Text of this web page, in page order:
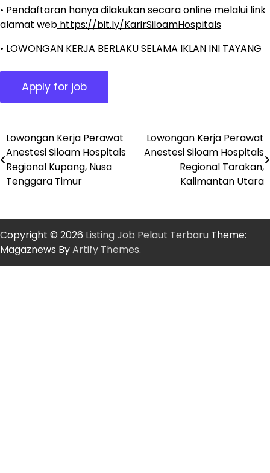
• Pendaftaran hanya dilakukan secara online melalui link
alamat web https://bit.ly/KarirSiloamHospitals
• LOWONGAN KERJA BERLAKU SELAMA IKLAN INI TAYANG
Post
navigation
Lowongan Kerja Perawat
Anestesi Siloam Hospitals
Regional Kupang, Nusa
Tenggara Timur
Lowongan Kerja Perawat
Anestesi Siloam Hospitals
Regional Tarakan,
Kalimantan Utara
Copyright © 2026 Listing Job Pelaut Terbaru Theme:
Magaznews ByArtify Themes.